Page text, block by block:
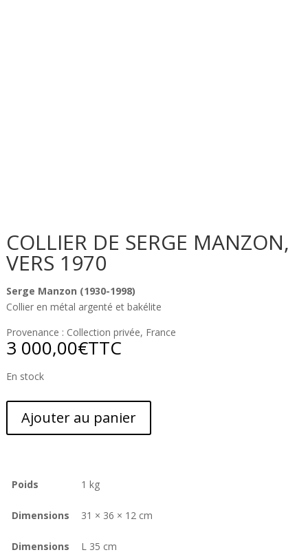
COLLIER DE SERGE MANZON,
VERS 1970
Serge Manzon (1930-1998)
Collier en métal argenté et bakélite
Provenance : Collection privée, France
3 000,00€TTC
En stock
Ajouter au panier
Poids 1 kg
Dimensions 31 × 36 × 12 cm
Dimensions L 35 cm